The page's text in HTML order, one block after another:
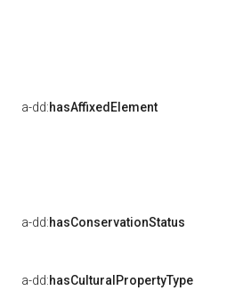
a-dd:hasAffixedElement
a-dd:hasConservationStatus
a-dd:hasCulturalPropertyType